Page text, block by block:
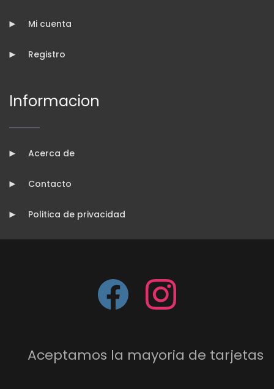
Mi cuenta
Registro
Informacion
Acerca de
Contacto
Politica de privacidad
Aceptamos la mayoria de tarjetas